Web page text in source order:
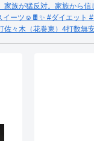
家族が猛反対。家族から
イーツ☺️🍫✨ #ダイエット
佐々木（花巻東）4打数無